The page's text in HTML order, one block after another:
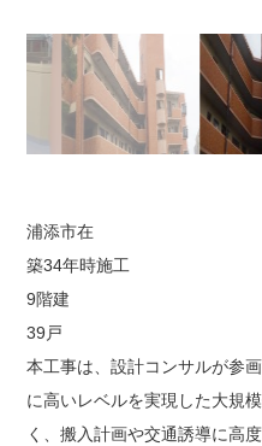
浦添市在
築34年時施工
9階建
39戸
本工事は、設計コンサルが参
に高いレベルを実現した大規
く、搬入計画や交通誘導に高